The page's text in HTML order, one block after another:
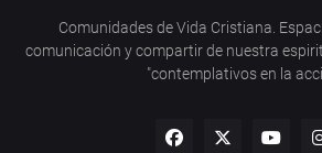
Comunidades de Vida Cristiana.
comunicación y compartir de nuestra
"contemplativos en la